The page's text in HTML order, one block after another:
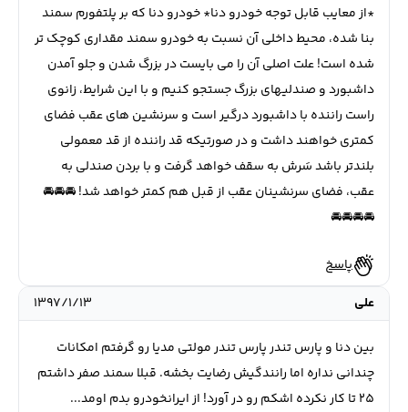
*از معایب قابل توجه خودرو دنا* خودرو دنا که بر پلتفورم سمند
بنا شده، محیط داخلی آن نسبت به خودرو سمند مقداری کوچک تر
شده است! علت اصلی آن را می بایست در بزرگ شدن و جلو آمدن
داشبورد و صندلیهای بزرگ جستجو کنیم و با این شرایط، زانوی
راست راننده با داشبورد درگیر است و سرنشین های عقب فضای
کمتری خواهند داشت و در صورتیکه قد راننده از قد معمولی
بلندتر باشد سَرش به سقف خواهد گرفت و با بردن صندلی به
عقب، فضای سرنشینان عقب از قبل هم کمتر خواهد شد! 🚘🚘🚘
🚘🚘🚘🚘
پاسخ
علی
۱۳۹۷/۱/۱۳
بین دنا و پارس تندر پارس تندر مولتی مدیا رو گرفتم امکانات
چندانی نداره اما رانندگیش رضایت بخشه. قبلا سمند صفر داشتم
25 تا کار نکرده اشکم رو در آورد! از ایرانخودرو بدم اومد...